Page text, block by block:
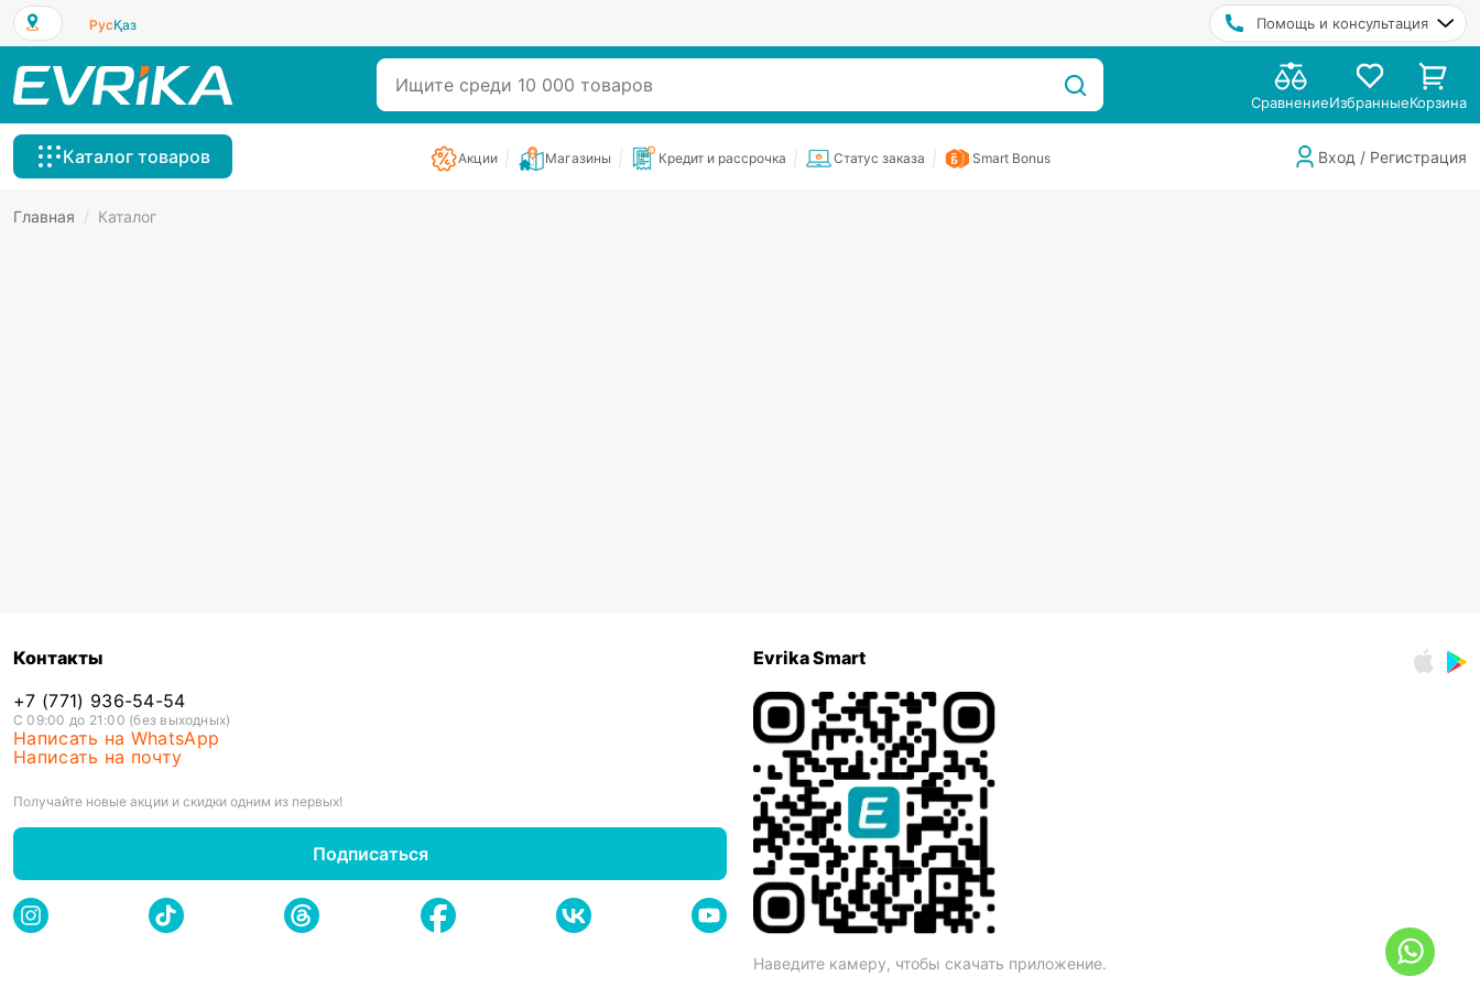
РусҚаз Помощь и консультация
СравнениеИзбранныеКорзина
Каталог товаров Акции Магазины Кредит и рассрочка Статус заказа Smart Bonus Вход / Регистрация
Главная / Каталог
Контакты
+7 (771) 936-54-54
С 09:00 до 21:00 (без выходных)
Написать на WhatsApp
Написать на почту
Получайте новые акции и скидки одним из первых!
Подписаться
Evrika Smart
Наведите камеру, чтобы скачать приложение.